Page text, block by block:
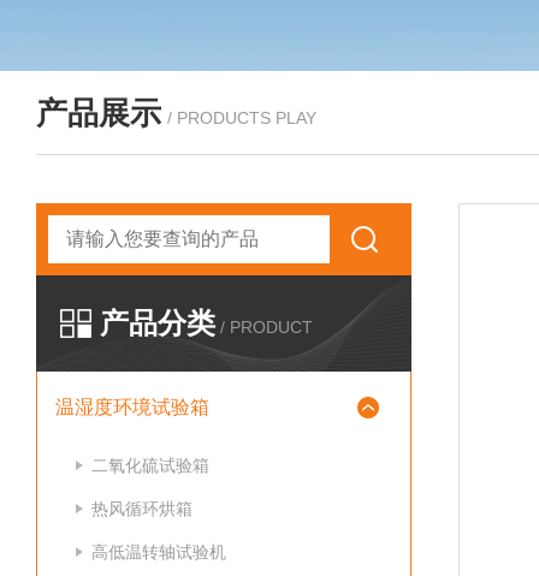
产品展示 / PRODUCTS PLAY
产品分类 / PRODUCT
温湿度环境试验箱
二氧化硫试验箱
热风循环烘箱
高低温转轴试验机